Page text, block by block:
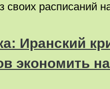
своих расписаний
Иранский
экономить